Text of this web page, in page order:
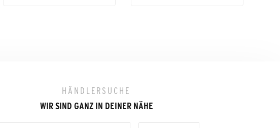
HÄNDLERSUCHE
WIR SIND GANZ IN DEINER NÄHE